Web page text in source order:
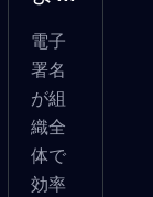
電子
署名
が組
織全
体で
効率